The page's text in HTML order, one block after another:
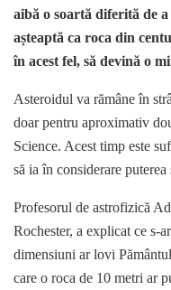
aibă o soartă diferită de
așteaptă ca roca din
în acest fel, să devină o
Asteroidul va rămâne în
doar pentru aproximativ
Science. Acest timp este
să ia în considerare
Profesorul de astrofizică
Rochester, a explicat ce s-
dimensiuni ar lovi
care o roca de 10 metri ar